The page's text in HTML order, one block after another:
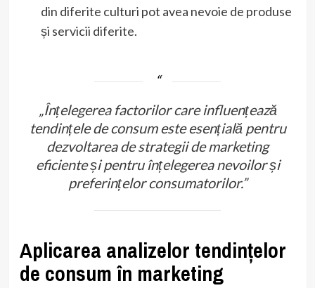
din diferite culturi pot avea nevoie de produse
și servicii diferite.
„Înțelegerea factorilor care influențează
tendințele de consum este esențială pentru
dezvoltarea de strategii de marketing
eficiente și pentru înțelegerea nevoilor și
preferințelor consumatorilor.”
Aplicarea analizelor tendințelor
de consum în marketing